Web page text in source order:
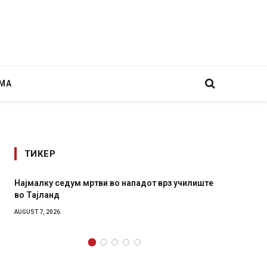
ТИКЕР
Најмалку седум мртви во нападот врз училиште
во Тајланд
AUGUST 7, 2026